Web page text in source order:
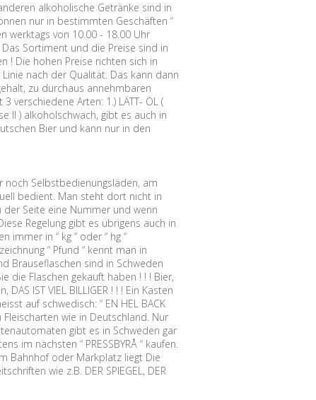
alkoholische Getränke sind in
nur in bestimmten Geschäften “
werktags von 10.00 - 18.00 Uhr
Sortiment und die Preise sind in
! Die hohen Preise richten sich in
nach der Qualität. Das kann dann
zu durchaus annehmbaren
verschiedene Arten: 1.) LÄTT- ÖL (
II ) alkoholschwach, gibt es auch in
Bier und kann nur in den
noch Selbstbedienungsläden, am
bedient. Man steht dort nicht in
Seite eine Nummer und wenn
Regelung gibt es übrigens auch in
immer in “ kg “ oder “ hg “
“ Pfund “ kennt man in
Brauseflaschen sind in Schweden
die Flaschen gekauft haben ! ! ! Bier,
IST VIEL BILLIGER ! ! ! Ein Kasten
auf schwedisch: “ EN HEL BACK
Fleischarten wie in Deutschland. Nur
gibt es in Schweden gar
im nächsten “ PRESSBYRÅ “ kaufen.
Bahnhof oder Markplatz liegt Die
wie z.B. DER SPIEGEL, DER